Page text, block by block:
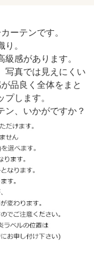
ーテンです。
。
感があります。
写真では見えにくい
品良く全体をまと
します。
ン、いかがですか？